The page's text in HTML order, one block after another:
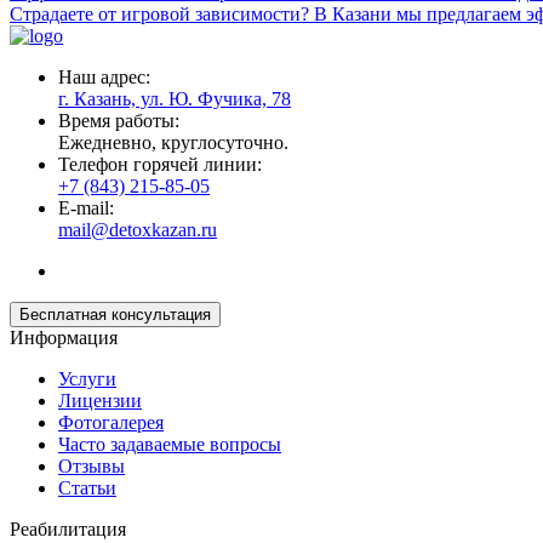
Страдаете от игровой зависимости? В Казани мы
Наш адрес:
г. Казань, ул. Ю. Фучика, 78
Время работы:
Ежедневно, круглосуточно.
Телефон горячей линии:
+7 (843) 215-85-05
E-mail:
mail@detoxkazan.ru
Бесплатная консультация
Информация
Услуги
Лицензии
Фотогалерея
Часто задаваемые вопросы
Отзывы
Статьи
Реабилитация